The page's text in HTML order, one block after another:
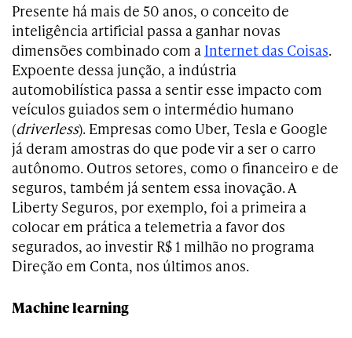
Presente há mais de 50 anos, o conceito de
inteligência artificial passa a ganhar novas
dimensões combinado com a Internet das Coisas.
Expoente dessa junção, a indústria
automobilística passa a sentir esse impacto com
veículos guiados sem o intermédio humano
(driverless). Empresas como Uber, Tesla e Google
já deram amostras do que pode vir a ser o carro
autônomo. Outros setores, como o financeiro e de
seguros, também já sentem essa inovação. A
Liberty Seguros, por exemplo, foi a primeira a
colocar em prática a telemetria a favor dos
segurados, ao investir R$ 1 milhão no programa
Direção em Conta, nos últimos anos.
Machine learning